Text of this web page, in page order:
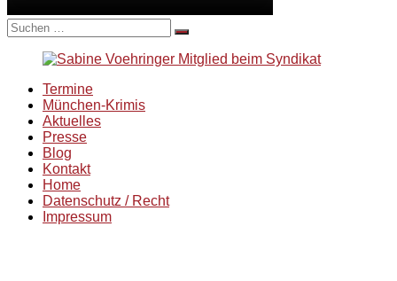
Suche
nach:
Termine
München-Krimis
Aktuelles
Presse
Blog
Kontakt
Home
Datenschutz / Recht
Impressum